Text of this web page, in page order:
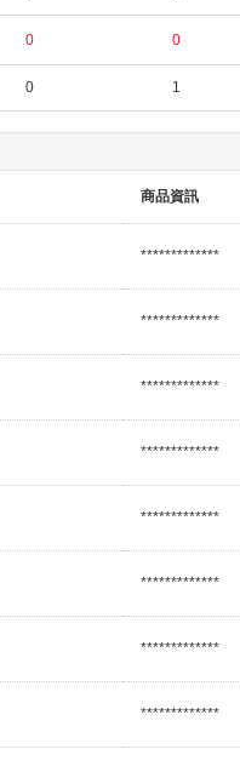
0 0
0 1
商品資訊
*************
*************
*************
*************
*************
*************
*************
*************